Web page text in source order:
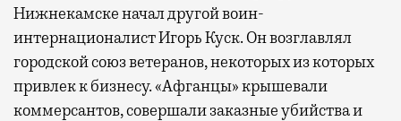
Нижнекамске начал другой воин-
интернационалист Игорь Куск. Он возглавлял
городской союз ветеранов, некоторых из которых
привлек к бизнесу. «Афганцы» крышевали
коммерсантов, совершали заказные убийства и